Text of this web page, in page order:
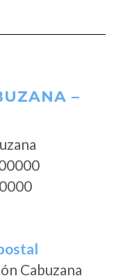
de navegación
–
Cabuzana